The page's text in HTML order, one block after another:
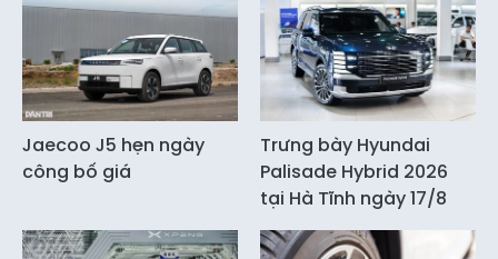
Jaecoo J5 hẹn ngày
công bố giá
Trưng bày Hyundai
Palisade Hybrid 2026
tại Hà Tĩnh ngày 17/8